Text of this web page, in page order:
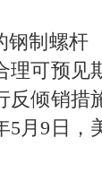
螺杆（
可预见
倾销措
月9日